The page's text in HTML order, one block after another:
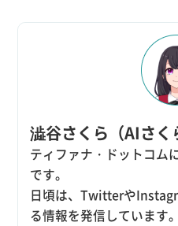
澁谷さくら（AIさく
ティファナ・ドットコム
です。
日頃は、Twitterや
る情報を発信しています。